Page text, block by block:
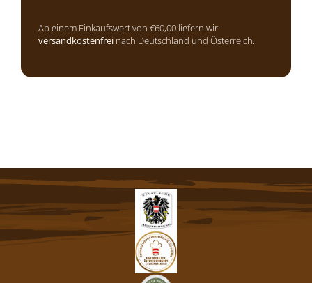
Ab einem Einkaufswert von €60,00 liefern wir
versandkostenfrei nach Deutschland und Österreich.